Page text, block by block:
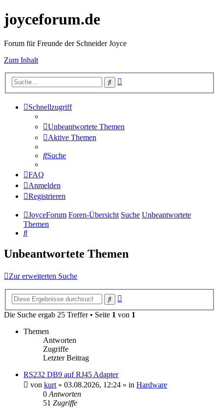
joyceforum.de
Forum für Freunde der Schneider Joyce
Zum Inhalt
Suche
Schnellzugriff
Unbeantwortete Themen
Aktive Themen
Suche
FAQ
Anmelden
Registrieren
JoyceForum Foren-Übersicht Suche Unbeantwortete
Themen
Suche
Unbeantwortete Themen
Zur erweiterten Suche
Suche
Die Suche ergab 25 Treffer • Seite 1 von 1
Themen
Antworten
Zugriffe
Letzter Beitrag
RS232 DB9 auf RJ45 Adapter
von kurt » 03.08.2026, 12:24 » in Hardware
0 Antworten
51 Zugriffe